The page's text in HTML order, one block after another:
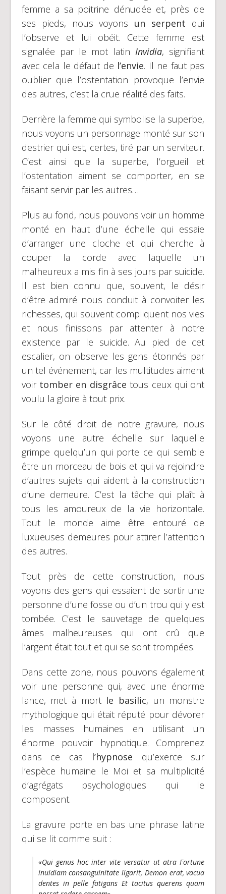
femme a sa poitrine dénudée et, près de
ses pieds, nous voyons un serpent qui
l’observe et lui obéit. Cette femme est
signalée par le mot latinInvidia, signifiant
avec cela le défaut de l’envie. Il ne faut pas
oublier que l’ostentation provoque l’envie
des autres, c’est la crue réalité des faits.
Derrière la femme qui symbolise la superbe,
nous voyons un personnage monté sur son
destrier qui est, certes, tiré par un serviteur.
C’est ainsi que la superbe, l’orgueil et
l’ostentation aiment se comporter, en se
faisant servir par les autres…
Plus au fond, nous pouvons voir un homme
monté en haut d’une échelle qui essaie
d’arranger une cloche et qui cherche à
couper la corde avec laquelle un
malheureux a mis fin à ses jours par suicide.
Il est bien connu que, souvent, le désir
d’être admiré nous conduit à convoiter les
richesses, qui souvent compliquent nos vies
et nous finissons par attenter à notre
existence par le suicide. Au pied de cet
escalier, on observe les gens étonnés par
un tel événement, car les multitudes aiment
voir tomber en disgrâcetous ceux qui ont
voulu la gloire à tout prix.
Sur le côté droit de notre gravure, nous
voyons une autre échelle sur laquelle
grimpe quelqu’un qui porte ce qui semble
être un morceau de bois et qui va rejoindre
d’autres sujets qui aident à la construction
d’une demeure. C’est la tâche qui plaît à
tous les amoureux de la vie horizontale.
Tout le monde aime être entouré de
luxueuses demeures pour attirer l’attention
des autres.
Tout près de cette construction, nous
voyons des gens qui essaient de sortir une
personne d’une fosse ou d’un trou qui y est
tombée. C’est le sauvetage de quelques
âmes malheureuses qui ont crû que
l’argent était tout et qui se sont trompées.
Dans cette zone, nous pouvons également
voir une personne qui, avec une énorme
lance, met à mort le basilic, un monstre
mythologique qui était réputé pour dévorer
les masses humaines en utilisant un
énorme pouvoir hypnotique. Comprenez
dans ce cas l’hypnose qu’exerce sur
l’espèce humaine le Moi et sa multiplicité
d’agrégats psychologiques qui le
composent.
La gravure porte en bas une phrase latine
qui se lit comme suit :
«Qui genus hoc inter vite versatur ut atra Fortune
inuidiam consanguinitate ligarit, Demon erat, vacua
dentes in pelle fatigans Et tacitus querens quam